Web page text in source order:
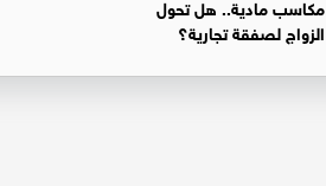
مكاسب مادية.. هل تحول
الزواج لصفقة تجارية؟